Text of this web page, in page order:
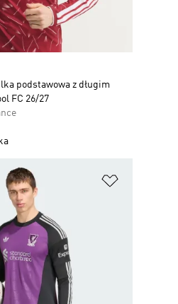
podstawowa z długim
FC 26/27